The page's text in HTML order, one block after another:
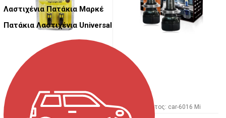
Λαστιχένια Πατάκια Μαρκέ
Πατάκια Λαστιχένια Universal
Κωδ. Προϊόντος: car-6073 H Κωδ. Προϊόντος: car-6016 Mi